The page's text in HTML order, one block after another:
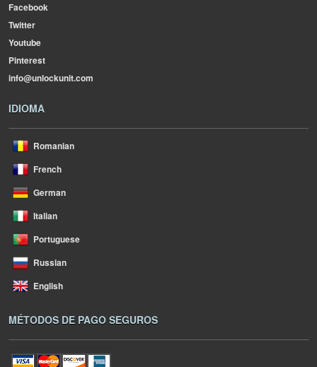
Facebook
Twitter
Youtube
Pinterest
info@unlockunit.com
IDIOMA
Romanian
French
German
Italian
Portuguese
Russian
English
MÉTODOS DE PAGO SEGUROS